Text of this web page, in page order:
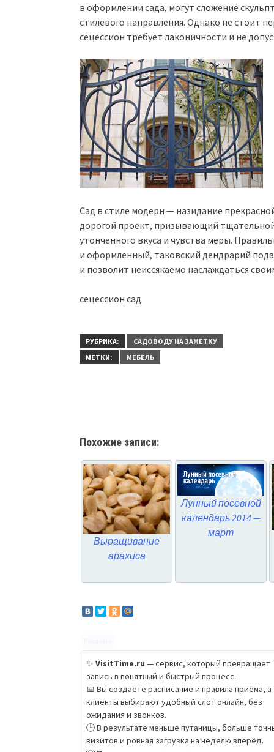
в оформлении сада, могут сложение
стилевого направления. Однако не стоит
сецессион требует лаконичности и не
Сад в стиле модерн — назидание
дорогой проект, призывающий
утонченного вкуса и чувства меры.
и оформленный, таковский дендрарий
и позволит неиссякаемо наслаждаться
сецессион сад
РУБРИКА:
САДОВОДУ НА ЗАМЕТКУ
МЕТКИ:
МЕБЕЛЬ
Похожие записи:
Выращивание
арахиса
Лунный посевной
календарь 2014 —
март
✨ VisitTime.ru — сервис, который превращает
запись в понятный и быстрый процесс.
📅 Вы создаёте расписание и правила приёма, а
клиенты выбирают удобный слот онлайн, без
ожидания и звонков.
🕒 В результате меньше путаницы, больше
визитов и ровная загрузка на неделю вперёд.